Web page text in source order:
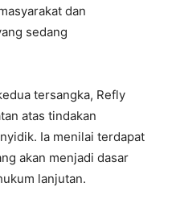
dan
sedang
tersangka, Refly
atas tindakan
Ia menilai terdapat
akan menjadi dasar
lanjutan.